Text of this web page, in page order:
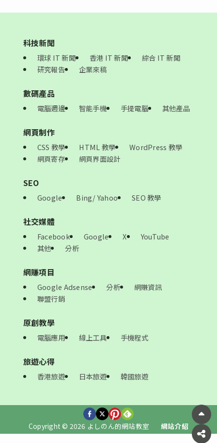
科技新聞
環球 IT 新聞 香港 IT 新聞
綜合 IT 新聞
研究報告
企業來稿
數碼產品
電腦週邊 智能手機 手提電腦 其他產品
網頁制作
CSS 教學 HTML 教學
WordPress 教學
網頁寄存
網頁界面設計
SEO
Google Bing/ Yahoo SEO 教學
社交媒體
Facebook Google X
YouTube
其他
分析
網賺項目
Google Adsense 分析
網賺資訊
聯盟行銷
原創教學
電腦應用 線上工具 手機程式
旅遊心得
香港旅遊 日本旅遊 韓國旅遊
Copyright © 2026 よしのん的網站教室 網站介紹